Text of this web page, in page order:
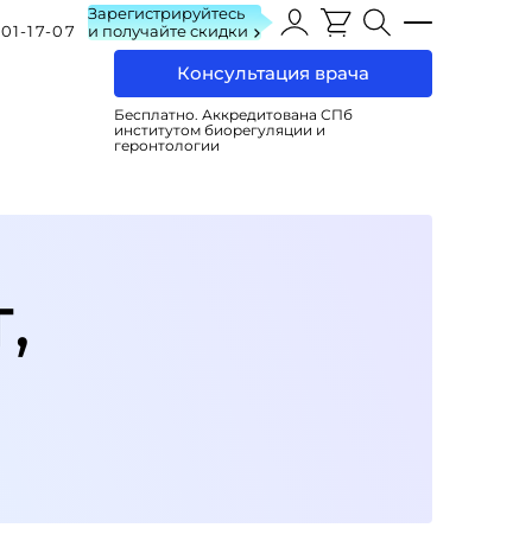
17-07
Зарегистрируйтесь
и получайте скидки
Консультация врача
Бесплатно. Аккредитована СПб
институтом биорегуляции и
геронтологии